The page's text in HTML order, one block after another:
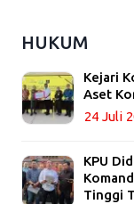
HUKUM
Kejari
Aset
24 Juli
KPU
Tinggi